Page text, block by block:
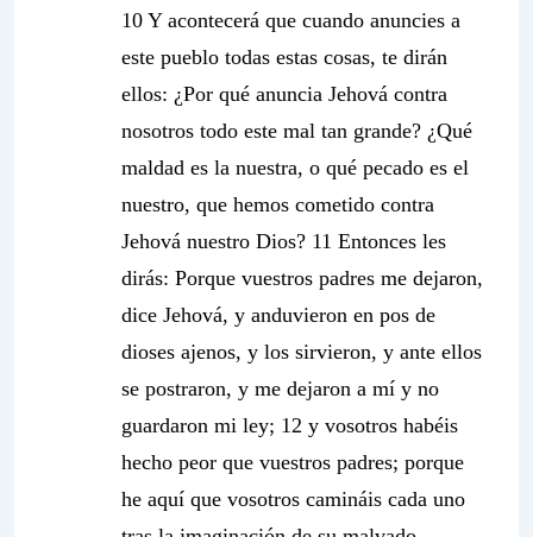
10 Y acontecerá que cuando anuncies a
este pueblo todas estas cosas, te dirán
ellos: ¿Por qué anuncia Jehová contra
nosotros todo este mal tan grande? ¿Qué
maldad es la nuestra, o qué pecado es el
nuestro, que hemos cometido contra
Jehová nuestro Dios? 11 Entonces les
dirás: Porque vuestros padres me dejaron,
dice Jehová, y anduvieron en pos de
dioses ajenos, y los sirvieron, y ante ellos
se postraron, y me dejaron a mí y no
guardaron mi ley; 12 y vosotros habéis
hecho peor que vuestros padres; porque
he aquí que vosotros camináis cada uno